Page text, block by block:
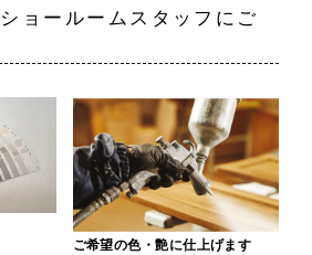
ョールームスタッフにご
ご希望の色・艶に仕上げます